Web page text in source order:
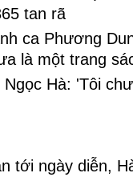
tan rã
ca Phương
là một trang
Ngọc Hà: 'Tôi
tới ngày diễn,